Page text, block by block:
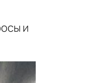
и